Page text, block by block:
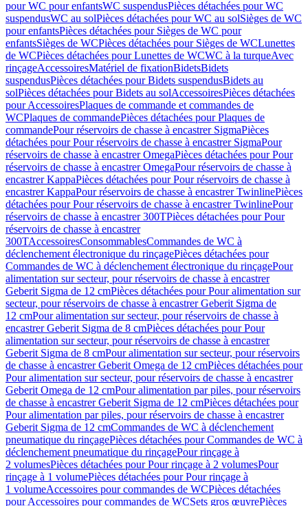
pour WC pour enfantsWC suspendusPièces détachées pour WC
suspendusWC au solPièces détachées pour WC au solSièges de WC
pour enfantsPièces détachées pour Sièges de WC pour
enfantsSièges de WCPièces détachées pour Sièges de WCLunettes
de WCPièces détachées pour Lunettes de WCWC à la turqueAvec
rinçageAccessoiresMatériel de fixationBidetsBidets
suspendusPièces détachées pour Bidets suspendusBidets au
solPièces détachées pour Bidets au solAccessoiresPièces détachées
pour AccessoiresPlaques de commande et commandes de
WCPlaques de commandePièces détachées pour Plaques de
commandePour réservoirs de chasse à encastrer SigmaPièces
détachées pour Pour réservoirs de chasse à encastrer SigmaPour
réservoirs de chasse à encastrer OmegaPièces détachées pour Pour
réservoirs de chasse à encastrer OmegaPour réservoirs de chasse à
encastrer KappaPièces détachées pour Pour réservoirs de chasse à
encastrer KappaPour réservoirs de chasse à encastrer TwinlinePièces
détachées pour Pour réservoirs de chasse à encastrer TwinlinePour
réservoirs de chasse à encastrer 300TPièces détachées pour Pour
réservoirs de chasse à encastrer
300TAccessoiresConsommablesCommandes de WC à
déclenchement électronique du rinçagePièces détachées pour
Commandes de WC à déclenchement électronique du rinçagePour
alimentation sur secteur, pour réservoirs de chasse à encastrer
Geberit Sigma de 12 cmPièces détachées pour Pour alimentation sur
secteur, pour réservoirs de chasse à encastrer Geberit Sigma de
12 cmPour alimentation sur secteur, pour réservoirs de chasse à
encastrer Geberit Sigma de 8 cmPièces détachées pour Pour
alimentation sur secteur, pour réservoirs de chasse à encastrer
Geberit Sigma de 8 cmPour alimentation sur secteur, pour réservoirs
de chasse à encastrer Geberit Omega de 12 cmPièces détachées pour
Pour alimentation sur secteur, pour réservoirs de chasse à encastrer
Geberit Omega de 12 cmPour alimentation par piles, pour réservoirs
de chasse à encastrer Geberit Sigma de 12 cmPièces détachées pour
Pour alimentation par piles, pour réservoirs de chasse à encastrer
Geberit Sigma de 12 cmCommandes de WC à déclenchement
pneumatique du rinçagePièces détachées pour Commandes de WC à
déclenchement pneumatique du rinçagePour rinçage à
2 volumesPièces détachées pour Pour rinçage à 2 volumesPour
rinçage à 1 volumePièces détachées pour Pour rinçage à
1 volumeAccessoires pour commandes de WCPièces détachées
pour Accessoires pour commandes de WCSets gros œuvrePièces